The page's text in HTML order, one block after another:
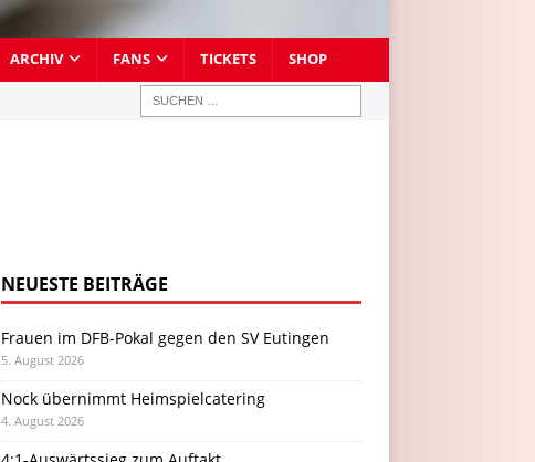
ARCHIV FANS TICKETS SHOP
NEUESTE BEITRÄGE
Frauen im DFB-Pokal gegen den SV Eutingen
5. August 2026
Nock übernimmt Heimspielcatering
4. August 2026